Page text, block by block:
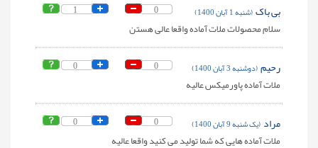
1 0 بی باک(شنبه 1 آبان 1400)
سلام محصولات ملات آماده واقعا عالی هستن
0 0 رحیم(دوشنبه 3 آبان 1400)
ملات آماده پاورمیکس عالیه
0 0 مراد (یک شنبه 9 آبان 1400)
ملات آماده هایی که شما تولید می کنید واقعا عالیه